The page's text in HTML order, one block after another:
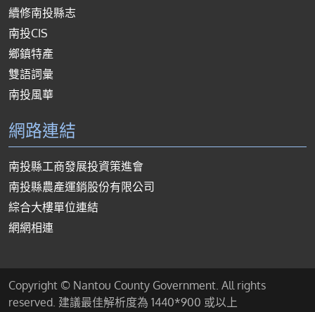
續修南投縣志
南投CIS
鄉鎮特產
雙語詞彙
南投風華
網路連結
南投縣工商發展投資策進會
南投縣農產運銷股份有限公司
綜合大樓單位連結
網網相連
Copyright © Nantou County Government. All rights
reserved. 建議最佳解析度為 1440*900 或以上